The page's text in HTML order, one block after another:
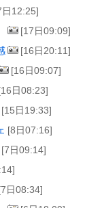
日12:25]
[17日09:09]
[16日20:11]
[16日09:07]
日08:23]
[15日19:33]
[8日07:16]
[7日09:14]
日08:34]